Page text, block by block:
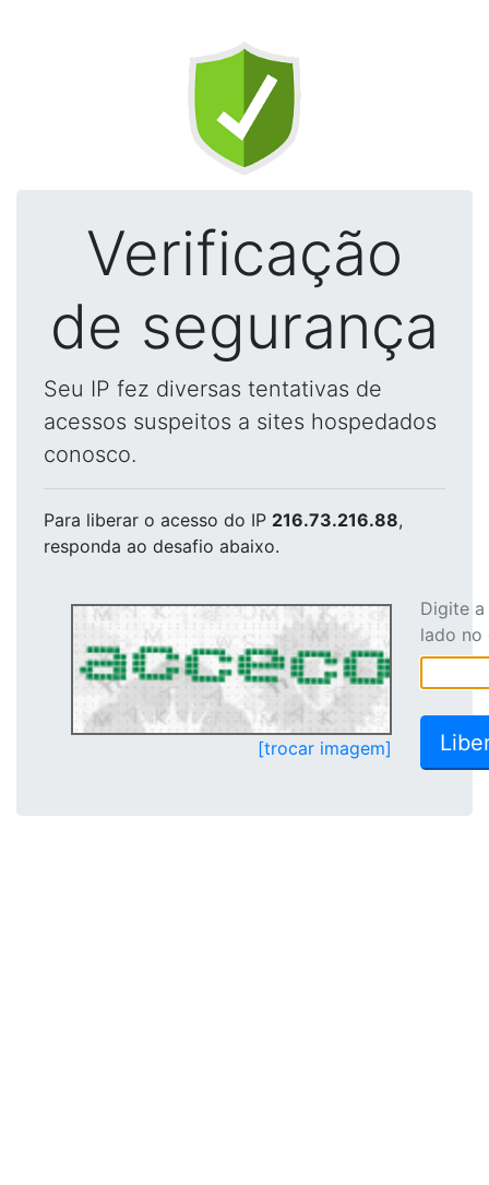
Verificação
de segurança
Seu IP fez diversas tentativas de
acessos suspeitos a sites hospedados
conosco.
Para liberar o acesso do IP 216.73.216.88,
responda ao desafio abaixo.
[trocar imagem]
Digite
lado no